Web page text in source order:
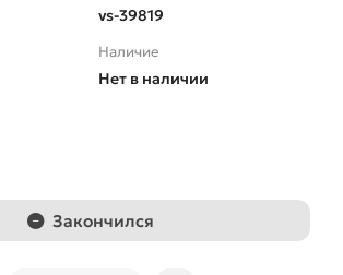
vs-39819
Наличие
Нет в наличии
Закончился